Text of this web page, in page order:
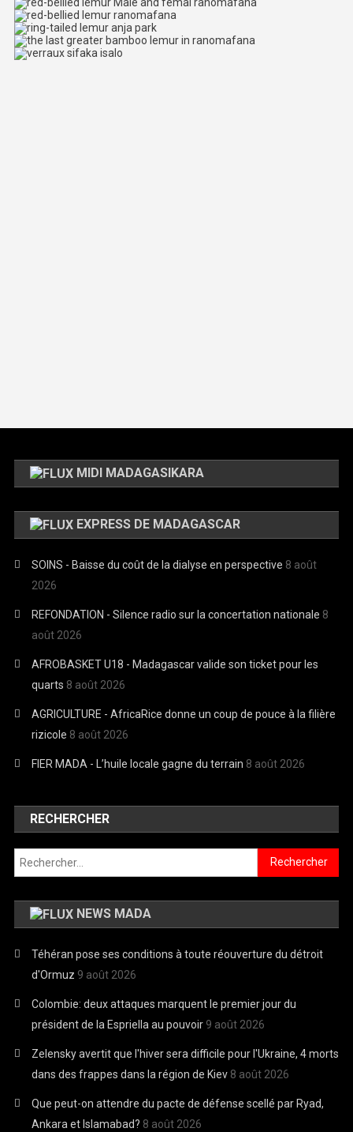
MIDI MADAGASIKARA
EXPRESS DE MADAGASCAR
SOINS - Baisse du coût de la dialyse en perspective 8 août
2026
REFONDATION - Silence radio sur la concertation nationale 8
août 2026
AFROBASKET U18 - Madagascar valide son ticket pour les
quarts 8 août 2026
AGRICULTURE - AfricaRice donne un coup de pouce à la filière
rizicole 8 août 2026
FIER MADA - L’huile locale gagne du terrain 8 août 2026
RECHERCHER
Rechercher :
NEWS MADA
Téhéran pose ses conditions à toute réouverture du détroit
d'Ormuz 9 août 2026
Colombie: deux attaques marquent le premier jour du
président de la Espriella au pouvoir 9 août 2026
Zelensky avertit que l'hiver sera difficile pour l'Ukraine, 4 morts
dans des frappes dans la région de Kiev 8 août 2026
Que peut-on attendre du pacte de défense scellé par Ryad,
Ankara et Islamabad? 8 août 2026